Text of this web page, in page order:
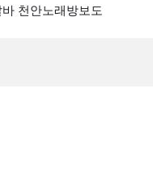
천안노래방보도